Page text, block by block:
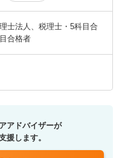
士法人、税理士・5科目合
合格者
アドバイザーが
援します。